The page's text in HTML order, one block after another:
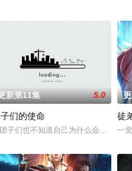
之旅，与一心寻找“鬼手”真相的鬼
新第11集 5.0
们的使命
子们也不知道自己为什么会出现在
徒
一